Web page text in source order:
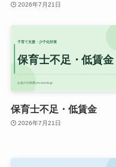
2026年7月21日
保育士不足・低賃金
2026年7月21日